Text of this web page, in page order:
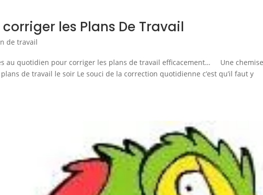
les Plans De Travail
de travail
au quotidien pour corriger les plans de travail efficacement… Une
de travail le soir Le souci de la correction quotidienne c’est qu’il faut y